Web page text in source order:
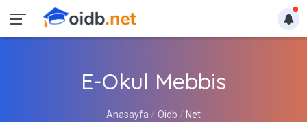
E-Okul Mebbis
Anasayfa Öidb Net